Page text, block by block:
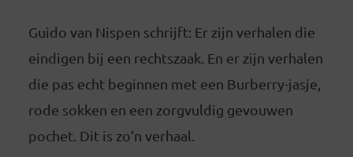
Guido van Nispen schrijft: Er zijn verhalen die
eindigen bij een rechtszaak. En er zijn verhalen
die pas echt beginnen met een Burberry-jasje,
rode sokken en een zorgvuldig gevouwen
pochet. Dit is zo’n verhaal.